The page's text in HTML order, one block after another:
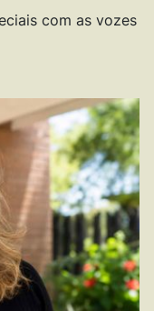
com as vozes